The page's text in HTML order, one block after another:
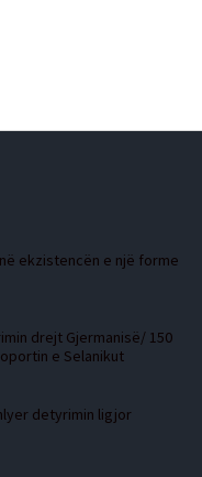
ekzistencën e një forme
drejt Gjermanisë/ 150
e Selanikut
detyrimin ligjor